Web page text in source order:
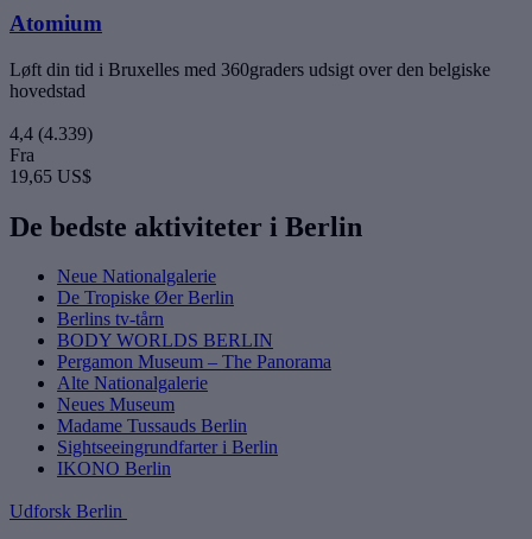
Atomium
Løft din tid i Bruxelles med 360graders udsigt over den belgiske
hovedstad
4,4 (4.339)
Fra
19,65 US$
De bedste aktiviteter i Berlin
Neue Nationalgalerie
De Tropiske Øer Berlin
Berlins tv-tårn
BODY WORLDS BERLIN
Pergamon Museum – The Panorama
Alte Nationalgalerie
Neues Museum
Madame Tussauds Berlin
Sightseeingrundfarter i Berlin
IKONO Berlin
Udforsk Berlin